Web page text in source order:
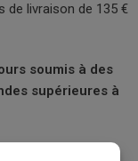
de livraison de 135 €
soumis à des
supérieures à